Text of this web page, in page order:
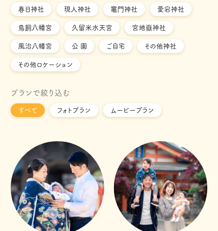
春日神社 現人神社 竈門神社 愛宕神社
鳥飼八幡宮 久留米水天宮 宮地嶽神社
風治八幡宮 公 園 ご自宅 その他神社
その他ロケーション
プランで絞り込む
すべて フォトプラン ムービープラン